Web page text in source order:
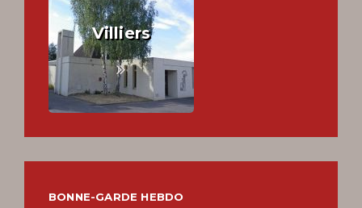
Villiers
BONNE-GARDE HEBDO